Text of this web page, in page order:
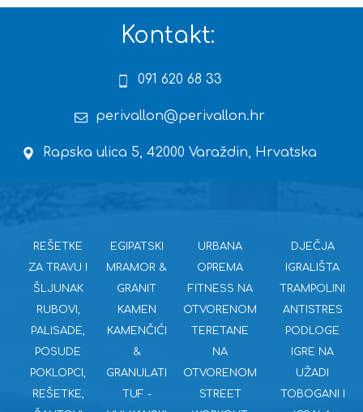
Kontakt:
091 620 68 33
perivallon@perivallon.hr
Rapska ulica 5, 42000 Varaždin, Hrvatska
REŠETKE
ZA TRAVU I
ŠLJUNAK
RUBOVI,
PALISADE,
POSUDE
POKLOPCI,
REŠETKE,
EGIPATSKI
MRAMOR &
GRANIT
KAMEN
KAMENČIĆI
&
GRANULATI
TUF -
URBANA
OPREMA
FITNESS NA
OTVORENOM
TERETANE
NA
OTVORENOM
STREET
DJEČJA
IGRALIŠTA
TRAMPOLINI
ANTISTRES
PODLOGE
IGRE NA
UŽADI
TOBOGANI I